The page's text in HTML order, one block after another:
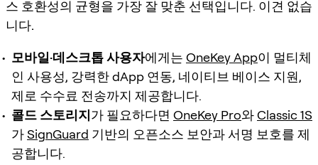
스 호환성의 균형을 가장 잘 맞춘 선택입니다. 이견 없습
니다.
모바일·데스크톱 사용자에게는 OneKey App이 멀티체
인 사용성, 강력한 dApp 연동, 네이티브 베이스 지원,
제로 수수료 전송까지 제공합니다.
콜드 스토리지 가 필요하다면 OneKey Pro와Classic 1S
가SignGuard 기반의 오픈소스 보안과 서명 보호를 제
공합니다.